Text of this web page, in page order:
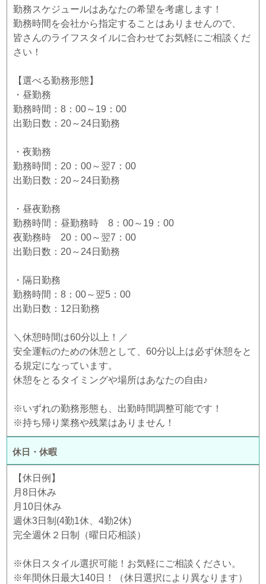
勤務スケジュールはあなたの希望を考慮します！
勤務時間を会社から指定することはありませんので、
皆さんのライフスタイルに合わせてお気軽にご相談くだ
さい！
【選べる勤務形態】
・昼勤務
勤務時間：8：00～19：00
出勤日数：20～24日勤務
・夜勤務
勤務時間：20：00～翌7：00
出勤日数：20～24日勤務
・昼夜勤務
勤務時間：昼勤務時 8：00～19：00
夜勤務時 20：00～翌7：00
出勤日数：20～24日勤務
・隔日勤務
勤務時間：8：00～翌5：00
出勤日数：12日勤務
＼休憩時間は60分以上！／
安全運転のための休憩として、60分以上は必ず休憩をと
る規定になっています。
休憩をとるタイミングや場所はあなたの自由♪
※いずれの勤務形態も、出勤時間調整可能です！
※持ち帰り業務や残業はありません！
休日・休暇
【休日例】
月8日休み
月10日休み
週休3日制(4勤1休、4勤2休)
完全週休２日制（曜日応相談）
※休日スタイル選択可能！お気軽にご相談ください。
※年間休日最大140日！（休日選択により異なります）